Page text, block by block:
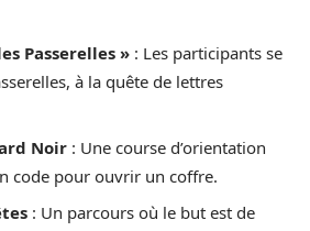
Passerelles » : Les participants se
à la quête de lettres
Noir : Une course d’orientation
code pour ouvrir un coffre.
: Un parcours où le but est de